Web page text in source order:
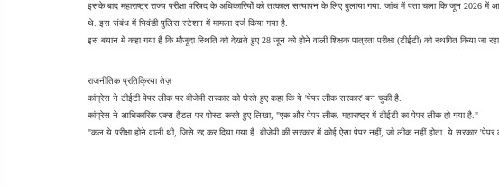
इसके बाद महाराष्ट्र राज्य परीक्षा परिषद के अधिकारियों को तत्काल सत्यापन के लिए बुलाया गया. जांच में पता चला कि जून 2026
थे. इस संबंध में भिवंडी पुलिस स्टेशन में मामला दर्ज किया गया है.
इस बयान में कहा गया है कि मौजूदा स्थिति को देखते हुए 28 जून को होने वाली शिक्षक पात्रता परीक्षा (टीईटी) को स्थगित किया जा
राजनीतिक प्रतिक्रिया तेज़
कांग्रेस ने टीईटी पेपर लीक पर बीजेपी सरकार को घेरते हुए कहा कि ये 'पेपर लीक सरकार' बन चुकी है.
कांग्रेस ने आधिकारिक एक्स हैंडल पर पोस्ट करते हुए लिखा, "एक और पेपर लीक. महाराष्ट्र में टीईटी का पेपर लीक हो गया है."
"कल ये परीक्षा होने वाली थी, जिसे रद्द कर दिया गया है. बीजेपी की सरकार में कोई ऐसा पेपर नहीं, जो लीक नहीं होता. ये सरकार